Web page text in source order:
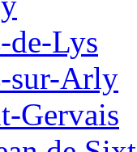
de-Lys
sur-Arly
Gervais